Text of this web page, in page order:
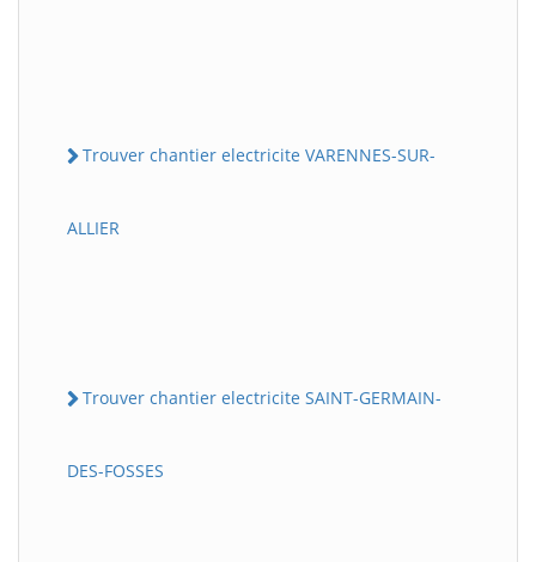
Trouver chantier electricite VARENNES-SUR-
ALLIER
Trouver chantier electricite SAINT-GERMAIN-
DES-FOSSES